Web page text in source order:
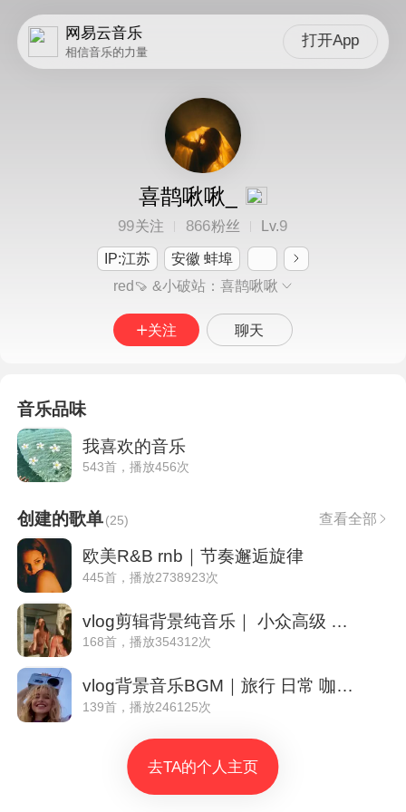
网易云音乐
相信音乐的力量
打开App
喜鹊啾啾_
99关注 866粉丝 Lv.9
IP:江苏
安徽 蚌埠
red🍠 &小破站：喜鹊啾啾
关注 聊天
音乐品味
我喜欢的音乐
543首，播放456次
创建的歌单(25) 查看全部
欧美R&B rnb｜节奏邂逅旋律
445首，播放2738923次
vlog剪辑背景纯音乐｜ 小众高级 舒缓治愈
168首，播放354312次
vlog背景音乐BGM｜旅行 日常 咖啡 学习
139首，播放246125次
去TA的个人主页